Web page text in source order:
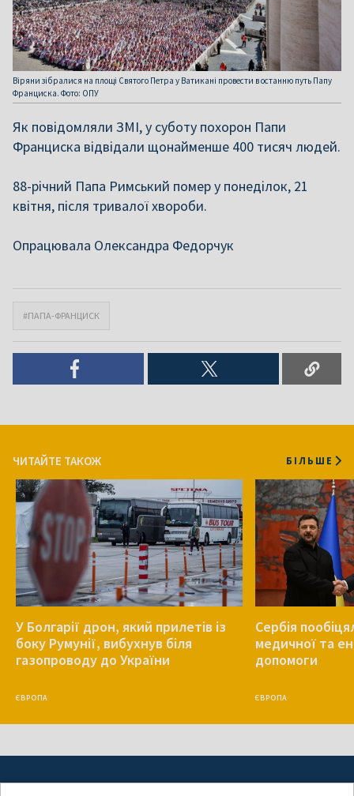
Віряни зібралися на площі Святого Петра у Ватикані провести в останню путь Папу
Франциска. Фото: ОПУ
Як повідомляли ЗМІ, у суботу похорон Папи
Франциска відвідали щонайменше 400 тисяч людей.
88-річний Папа Римський помер у понеділок, 21
квітня, після тривалої хвороби.
Опрацювала Олександра Федорчук
#ПАПА-ФРАНЦИСК
ЧИТАЙТЕ ТАКОЖ БІЛЬШЕ
У Болгарії дрон, який прилетів із
боку Румунії, вибухнув біля
газопроводу до України
ЄВРОПА
Сербія
медичної та
допомоги
ЄВРОПА